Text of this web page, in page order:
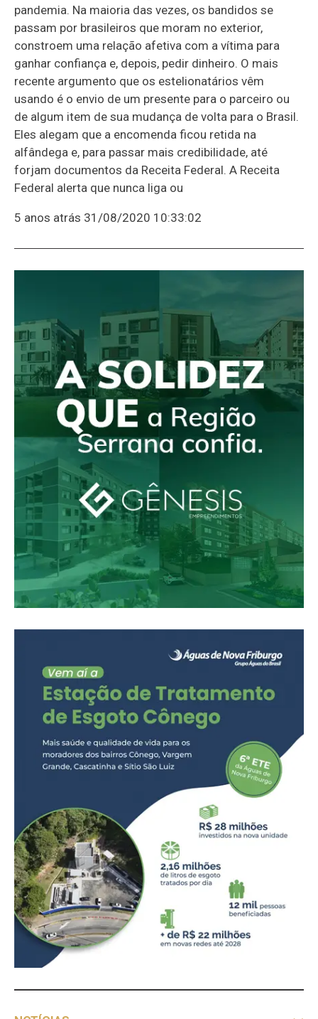
pandemia. Na maioria das vezes, os bandidos se
passam por brasileiros que moram no exterior,
constroem uma relação afetiva com a vítima para
ganhar confiança e, depois, pedir dinheiro. O mais
recente argumento que os estelionatários vêm
usando é o envio de um presente para o parceiro ou
de algum item de sua mudança de volta para o Brasil.
Eles alegam que a encomenda ficou retida na
alfândega e, para passar mais credibilidade, até
forjam documentos da Receita Federal. A Receita
Federal alerta que nunca liga ou
5 anos atrás 31/08/2020 10:33:02